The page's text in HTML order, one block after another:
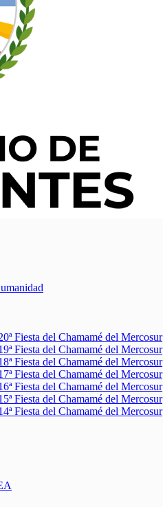
Fiesta del Chamamé del Mercosur
Fiesta del Chamamé del Mercosur
Fiesta del Chamamé del Mercosur
Fiesta del Chamamé del Mercosur
Fiesta del Chamamé del Mercosur
Fiesta del Chamamé del Mercosur
Fiesta del Chamamé del Mercosur